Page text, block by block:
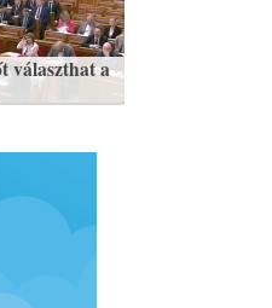
választhat a